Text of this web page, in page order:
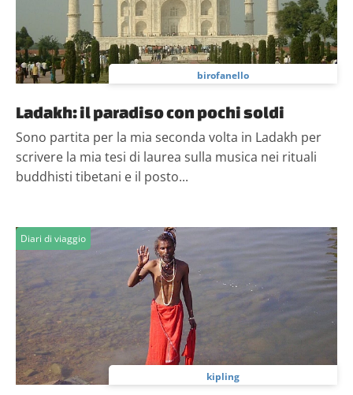
birofanello
Ladakh: il paradiso con pochi soldi
Sono partita per la mia seconda volta in Ladakh per
scrivere la mia tesi di laurea sulla musica nei rituali
buddhisti tibetani e il posto...
Diari di viaggio
kipling